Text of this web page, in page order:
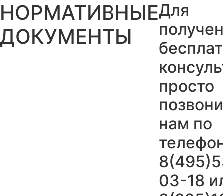
НОРМАТИВНЫЕ
ДОКУМЕНТЫ
Для
просто
нам по
03-18